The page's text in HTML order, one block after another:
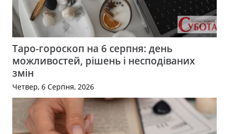
Таро-гороскоп на 6 серпня: день
можливостей, рішень і несподіваних
змін
Четвер, 6 Серпня, 2026